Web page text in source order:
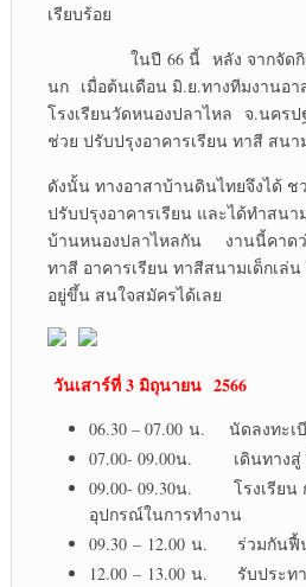
เรียบร้อย
ในปี 66 นี้ หลัง จากจัดกิจกร
นก เมื่อต้นเดือน มิ.ย.ทางทีมงานอ
โรงเรียนวัดหนองปลาไหล จ.นคร
ช่วย ปรับปรุงอาคารเรียน ทาสี สนา
ดังนั้น ทางอาสาบ้านดินไทยจึงได้
ปรับปรุงอาคารเรียน และได้ทำสนา
บ้านหนองปลาไหลกัน งานนี้คาดว่
ทาสี อาคารเรียน ทาสีสนามเด็กเล่
อยู่ขึ้น สนใจสมัครได้เลย
วันเสาร์ที่ 3 มิถุนายน 2566
06.30 – 07.00 น. นัดลงทะเ
07.00- 09.00น. เดินทางสู่
09.00- 09.30น. โรงเรียน
อุปกรณ์ในการทำงาน
09.30 – 12.00 น. ร่วมกันฟื้
12.00 – 13.00 น. รับประท